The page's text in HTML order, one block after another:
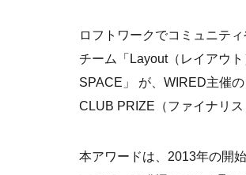
ロフトワークでコミュニテ
チーム「Layout（レイアウ
SPACE」 が、WIRED主催
CLUB PRIZE（ファイナリス
本アワードは、2013年の開